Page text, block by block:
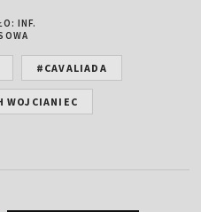
INF.
#CAVALIADA
WOJCIANIEC